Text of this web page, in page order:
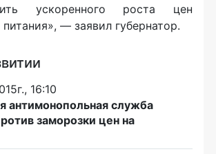
ускоренного роста цен
— заявил губернатор.
16:10
антимонопольная служба
заморозки цен на